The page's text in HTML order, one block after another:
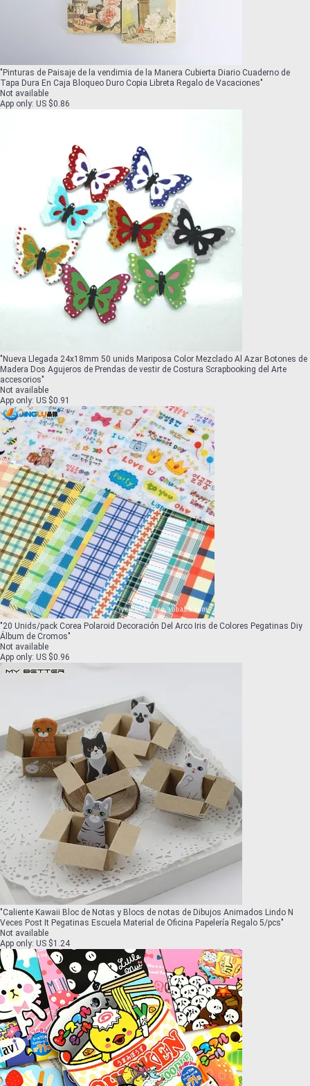
" Pinturas de Paisaje de la vendimia de la Manera Cubierta Diario Cuaderno de
Tapa Dura En Caja Bloqueo Duro Copia Libreta Regalo de Vacaciones"
Not available
App only: US $0.86
" Nueva Llegada 24x18mm 50 unids Mariposa Color Mezclado Al Azar Botones de
Madera Dos Agujeros de Prendas de vestir de Costura Scrapbooking del Arte
accesorios"
Not available
App only: US $0.91
"20 Unids/pack Corea Polaroid Decoración Del Arco Iris de Colores Pegatinas Diy
Álbum de Cromos"
Not available
App only: US $0.96
"Caliente Kawaii Bloc de Notas y Blocs de notas de Dibujos Animados Lindo N
Veces Post It Pegatinas Escuela Material de Oficina Papelería Regalo 5/pcs"
Not available
App only: US $1.24